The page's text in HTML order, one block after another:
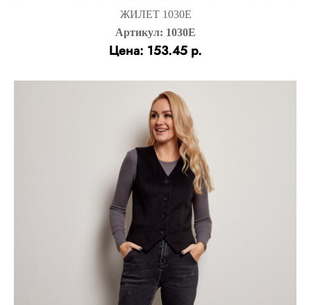
ЖИЛЕТ 1030Е
Артикул: 1030Е
Цена: 153.45 р.